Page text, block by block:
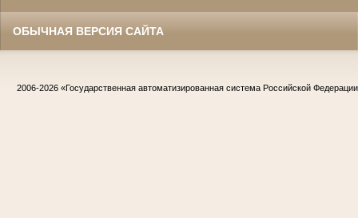
ОБЫЧНАЯ ВЕРСИЯ САЙТА
2006-2026 «Государственная автоматизированная система Российской